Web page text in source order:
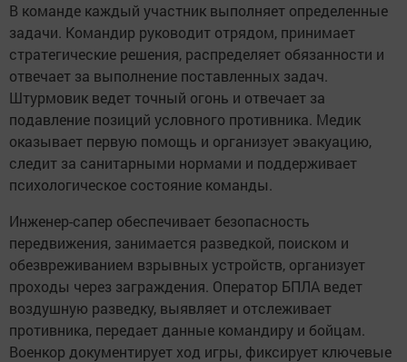
В команде каждый участник выполняет определенные
задачи. Командир руководит отрядом, принимает
стратегические решения, распределяет обязанности и
отвечает за выполнение поставленных задач.
Штурмовик ведет точный огонь и отвечает за
подавление позиций условного противника. Медик
оказывает первую помощь и организует эвакуацию,
следит за санитарными нормами и поддерживает
психологическое состояние команды.
Инженер-сапер обеспечивает безопасность
передвижения, занимается разведкой, поиском и
обезвреживанием взрывных устройств, организует
проходы через заграждения. Оператор БПЛА ведет
воздушную разведку, выявляет и отслеживает
противника, передает данные командиру и бойцам.
Военкор документирует ход игры, фиксирует ключевые